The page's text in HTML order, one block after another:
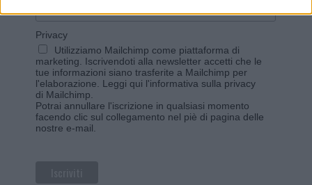
Privacy
Utilizziamo Mailchimp come piattaforma di
marketing. Iscrivendoti alla newsletter accetti che le
tue informazioni siano trasferite a Mailchimp per
l'elaborazione. Leggi qui l'informativa sulla privacy
di Mailchimp
Potrai annullare l'iscrizione in qualsiasi momento
facendo clic sul collegamento nel piè di pagina delle
nostre e-mail.